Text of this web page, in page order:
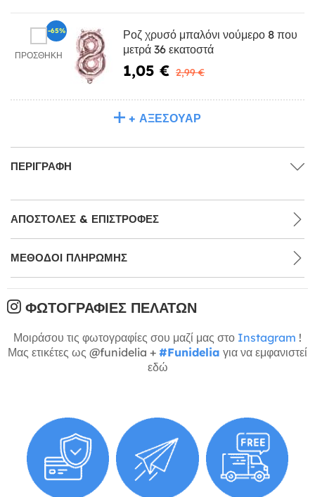
ΠΡΟΣΘΉΚΗ
Ροζ χρυσό μπαλόνι νούμερο 8 που
μετρά 36 εκατοστά
1,05 € 2,99 €
-65%
+ ΑΞΕΣΟΥΆΡ
ΠΕΡΙΓΡΑΦΉ
ΑΠΟΣΤΟΛΈΣ & ΕΠΙΣΤΡΟΦΈΣ
ΜΕΘΌΔΟΙ ΠΛΗΡΩΜΉΣ
ΦΩΤΟΓΡΑΦΊΕΣ ΠΕΛΑΤΏΝ
Μοιράσου τις φωτογραφίες σου μαζί μας στο Instagram !
Μας ετικέτες ως @funidelia + #Funidelia για να εμφανιστεί
εδώ